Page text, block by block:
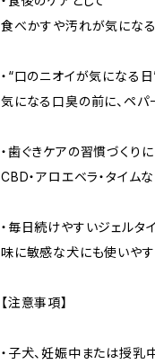
食べかすや汚れが気になる
・“口のニオイが気になる
気になる口臭の前に、ペパ
・歯ぐきケアの習慣づくりに
CBD・アロエベラ・タイム
・毎日続けやすいジェルタ
味に敏感な犬にも使いやす
【注意事項】
・子犬、妊娠中または授乳